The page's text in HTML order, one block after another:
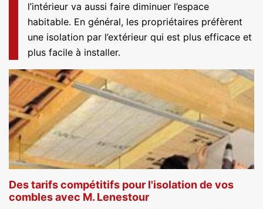
l’intérieur va aussi faire diminuer l’espace
habitable. En général, les propriétaires préfèrent
une isolation par l’extérieur qui est plus efficace et
plus facile à installer.
Des tarifs compétitifs pour l'isolation de vos
combles avec M. Lenestour